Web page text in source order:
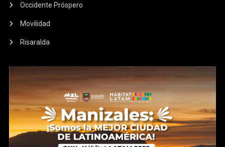
Occidente Próspero
Movilidad
Risaralda